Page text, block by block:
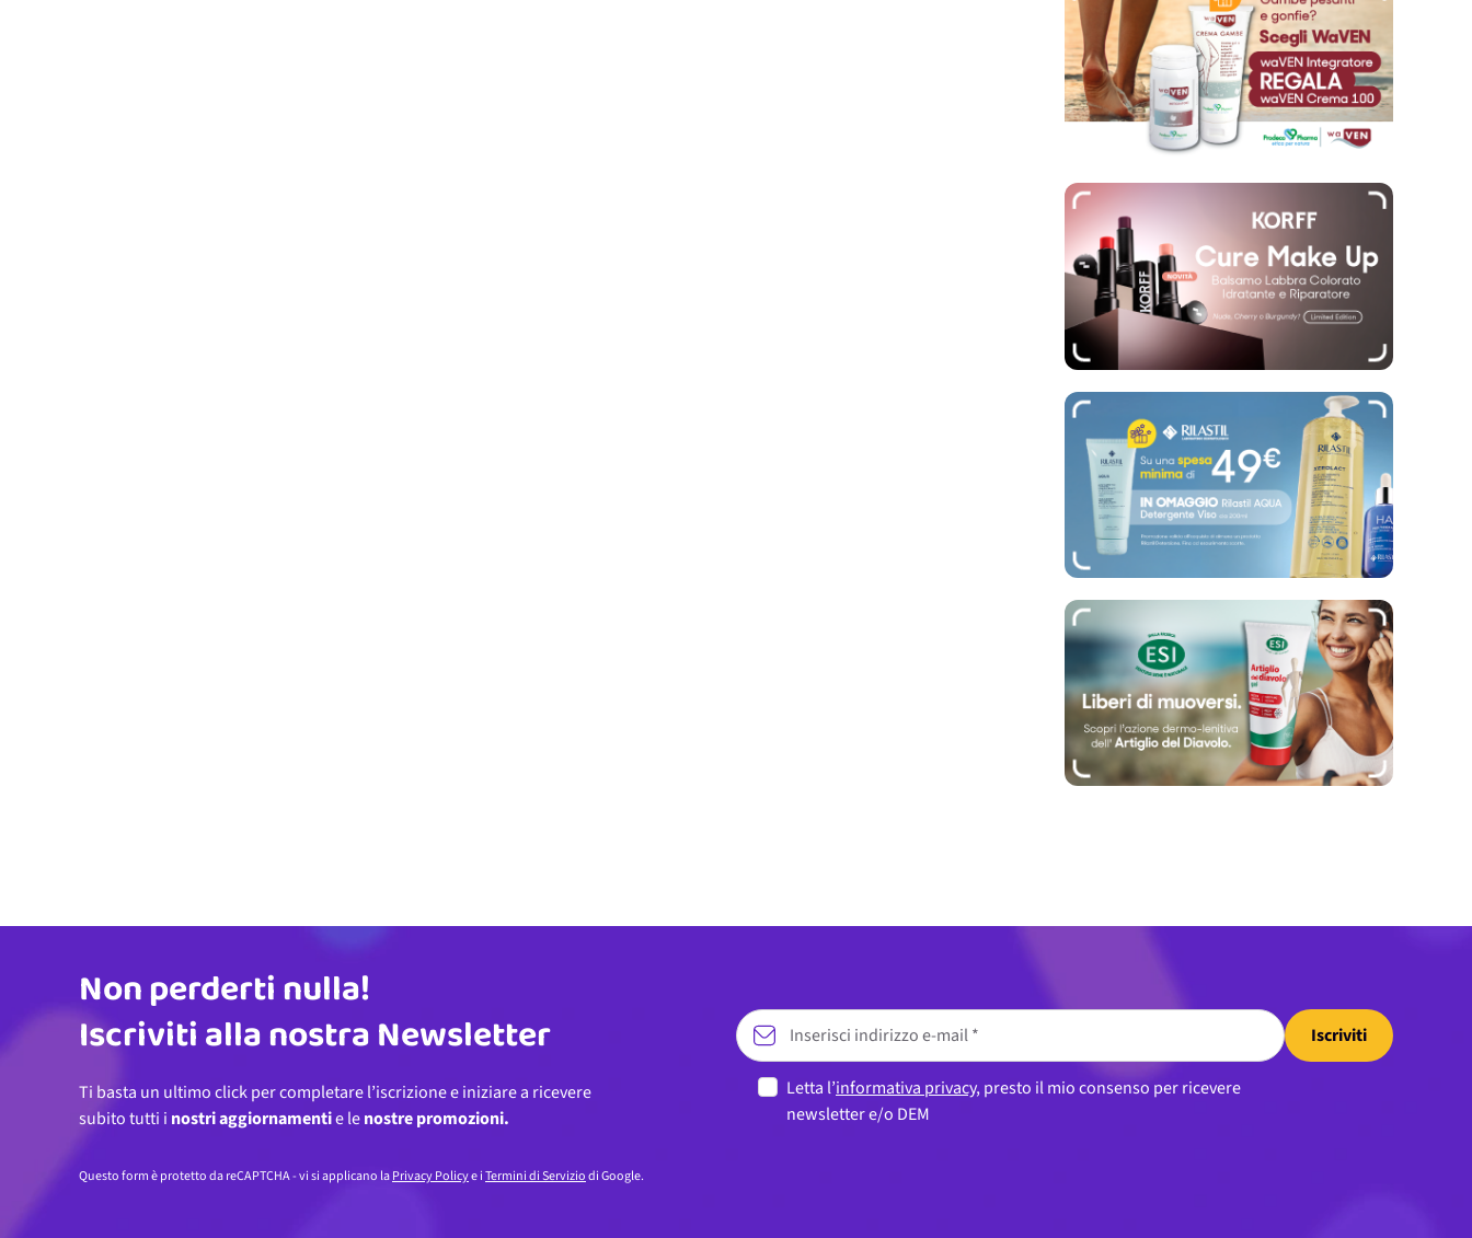
Indirizzo email
Non perderti nulla!
Iscriviti alla nostra Newsletter
Ti basta un ultimo click per completare l’iscrizione e iniziare a ricevere
subito tutti i nostri aggiornamentie lenostre promozioni.
Iscriviti
Letta l’informativa privacy, presto il mio consenso per ricevere
newsletter e/o DEM
Questo form è protetto da reCAPTCHA - vi si applicano laPrivacy Policye iTermini di Serviziodi Google.